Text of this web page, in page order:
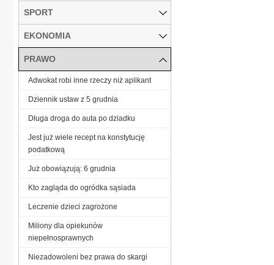
SPORT
EKONOMIA
PRAWO
Adwokat robi inne rzeczy niż aplikant
Dziennik ustaw z 5 grudnia
Długa droga do auta po dziadku
Jest już wiele recept na konstytucję
podatkową
Już obowiązują: 6 grudnia
Kto zagląda do ogródka sąsiada
Leczenie dzieci zagrożone
Miliony dla opiekunów
niepełnosprawnych
Niezadowoleni bez prawa do skargi